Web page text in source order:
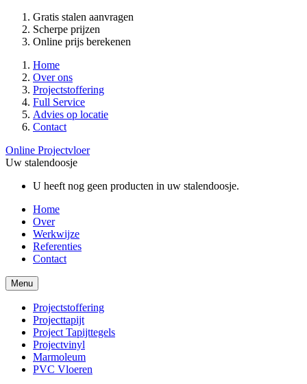
Gratis stalen aanvragen
Scherpe prijzen
Online prijs berekenen
Home
Over ons
Projectstoffering
Full Service
Advies op locatie
Contact
Online Projectvloer
Uw stalendoosje
U heeft nog geen producten in uw stalendoosje.
Home
Over
Werkwijze
Referenties
Contact
Menu
Projectstoffering
Projecttapijt
Project Tapijttegels
Projectvinyl
Marmoleum
PVC Vloeren